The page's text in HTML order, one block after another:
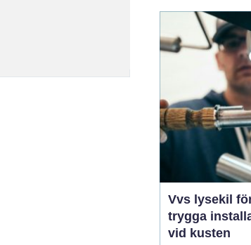
skydda möbler
mot blekning
samtidigt ge
Vvs lysekil
trygga
vid kusten